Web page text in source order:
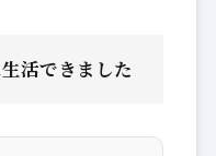
活できました